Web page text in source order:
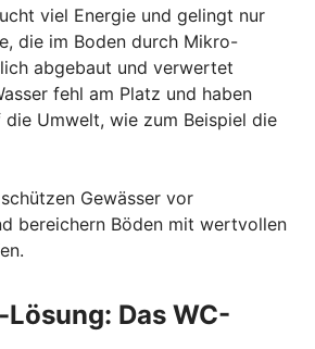
viel Energie und gelingt nur
die im Boden durch Mikro-
abgebaut und verwertet
fehl am Platz und haben
die Umwelt, wie zum Beispiel die
Gewässer vor
bereichern Böden mit wertvollen
Das WC-